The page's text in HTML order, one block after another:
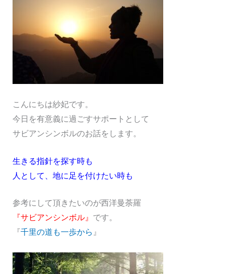
こんにちは紗妃です。
今日を有意義に過ごすサポートとして
サビアンシンボルのお話をします。
生きる指針を探す時も
人として、地に足を付けたい時も
参考にして頂きたいのが西洋曼荼羅
『サビアンシンボル』 です。
『千里の道も一歩から 』